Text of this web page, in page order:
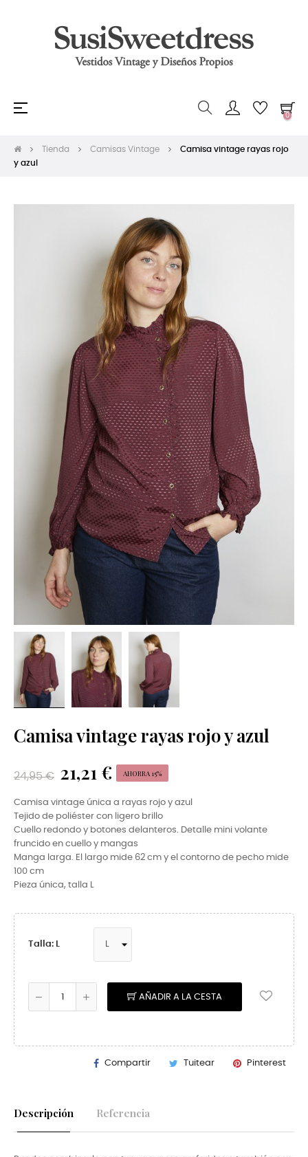
Navegación
☰
0
Tienda Camisas Vintage
Camisa vintage rayas rojo
y azul
Camisa vintage rayas rojo y azul
24,95 € 21,21 € AHORRA 15%
Camisa vintage única a rayas rojo y azul
Tejido de poliéster con ligero brillo
Cuello redondo y botones delanteros. Detalle mini volante
fruncido en cuello y mangas
Manga larga. El largo mide 62 cm y el contorno de pecho mide
100 cm
Pieza única, talla L
Talla: L
AÑADIR A LA CESTA
Compartir Tuitear Pinterest
Descripción Referencia